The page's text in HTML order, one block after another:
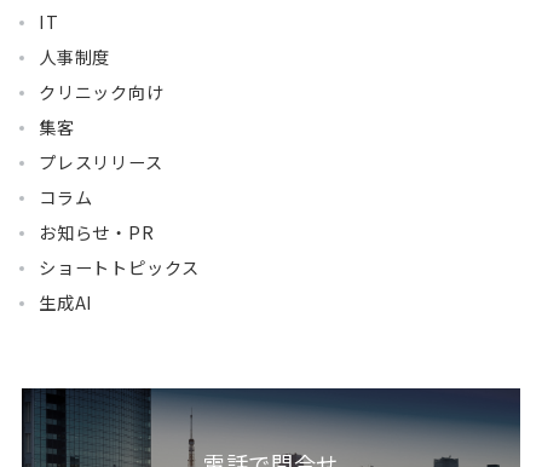
IT
人事制度
クリニック向け
集客
プレスリリース
コラム
お知らせ・PR
ショートトピックス
生成AI